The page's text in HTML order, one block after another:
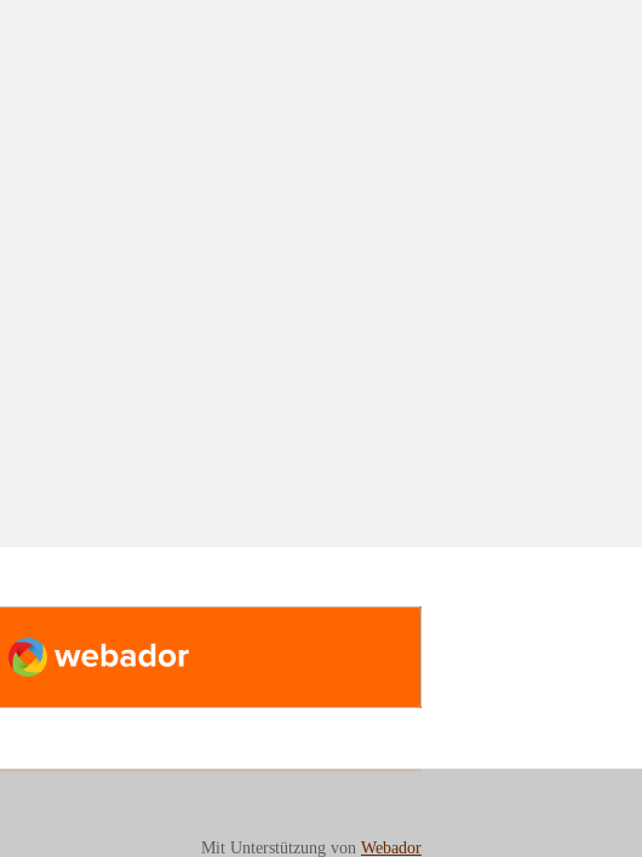
Webador
Mit Unterstützung von Webador